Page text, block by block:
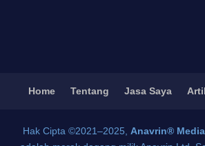
Home Tentang Jasa Saya
Hak Cipta ©2021–2025, Anavrin® Media